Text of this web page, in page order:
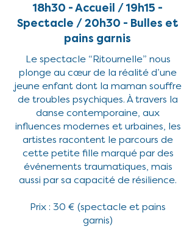
18h30 - Accueil / 19h15 -
Spectacle / 20h30 - Bulles et
pains garnis
Le spectacle “Ritournelle” nous
plonge au cœur de la réalité d’une
jeune enfant dont la maman souffre
de troubles psychiques. À travers la
danse contemporaine, aux
influences modernes et urbaines, les
artistes racontent le parcours de
cette petite fille marqué par des
événements traumatiques, mais
aussi par sa capacité de résilience.
Prix : 30 € (spectacle et pains
garnis)